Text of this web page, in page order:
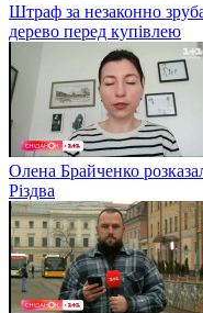
Штраф за незаконно
дерево перед купівлею
Олена Брайченко
Різдва